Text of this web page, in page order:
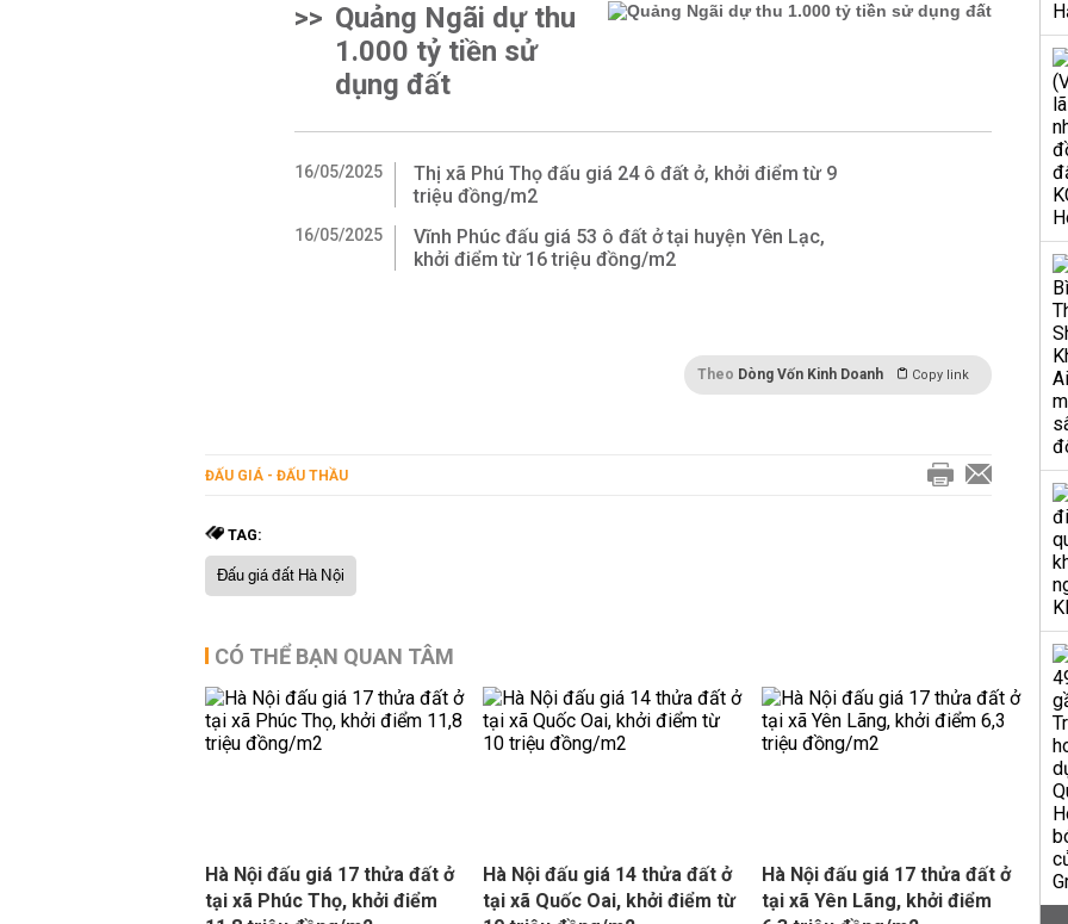
>> Quảng Ngãi dự thu
1.000 tỷ tiền sử
dụng đất
16/05/2025
Thị xã Phú Thọ đấu giá 24 ô đất ở, khởi điểm từ 9
triệu đồng/m2
16/05/2025
Vĩnh Phúc đấu giá 53 ô đất ở tại huyện Yên Lạc,
khởi điểm từ 16 triệu đồng/m2
Theo Dòng Vốn Kinh Doanh Copy link
ĐẤU GIÁ - ĐẤU THẦU
TAG:
Đấu giá đất Hà Nội
CÓ THỂ BẠN QUAN TÂM
Hà Nội đấu giá 17 thửa đất ở
tại xã Phúc Thọ, khởi điểm
Hà Nội đấu giá 14 thửa đất ở
tại xã Quốc Oai, khởi điểm từ
Hà Nội đấu giá 17 thửa đất ở
tại xã Yên Lãng, khởi điểm